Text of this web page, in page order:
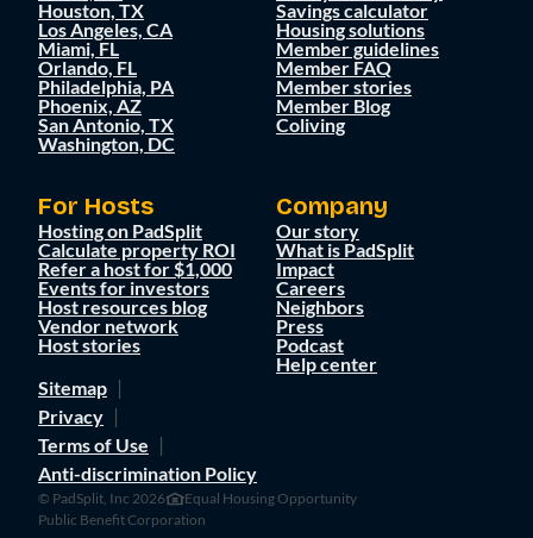
Houston, TX
Los Angeles, CA
Miami, FL
Orlando, FL
Philadelphia, PA
Phoenix, AZ
San Antonio, TX
Washington, DC
Savings calculator
Housing solutions
Member guidelines
Member FAQ
Member stories
Member Blog
Coliving
For Hosts
Hosting on PadSplit
Calculate property ROI
Refer a host for $1,000
Events for investors
Host resources blog
Vendor network
Host stories
Company
Our story
What is PadSplit
Impact
Careers
Neighbors
Press
Podcast
Help center
Sitemap
Privacy
Terms of Use
Anti-discrimination Policy
© PadSplit, Inc 2026
Equal Housing Opportunity
Public Benefit Corporation